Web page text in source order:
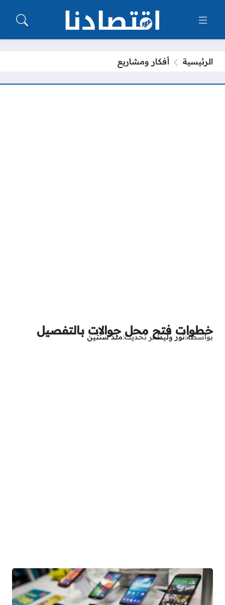
الرئيسية أفكار ومشاريع
خطوات فتح محل جوالات بالتفصيل
بواسطةنور وليدآخر تحديث منذ سنتين